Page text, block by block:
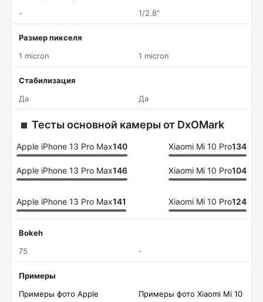
-
1/2.8"
Размер пикселя
1 micron
1 micron
Стабилизация
Да
Да
Тесты основной камеры от DxOMark
Apple iPhone 13 Pro Max140 Xiaomi Mi 10 Pro134
Apple iPhone 13 Pro Max146 Xiaomi Mi 10 Pro104
Apple iPhone 13 Pro Max141 Xiaomi Mi 10 Pro124
Bokeh
75
-
Примеры
Примеры фото Apple
Примеры фото Xiaomi Mi 10